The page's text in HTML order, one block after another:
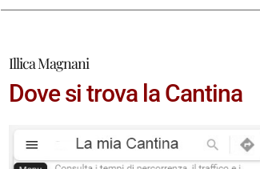
Illica Magnani
Dove si trova la Cantina